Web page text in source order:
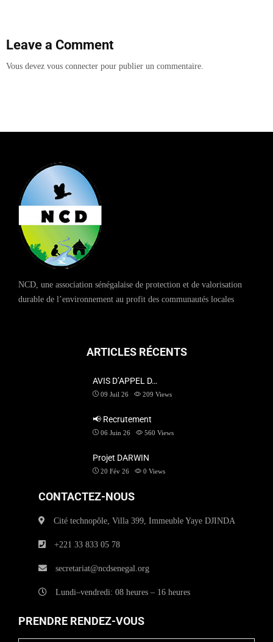
Leave a Comment
Vous devez vous connecter pour publier un commentaire.
NCD, une association sénégalaise de protection et de valorisation
durable de l’environnement au profit des communautés locales
ARTICLES RÉCENTS
AVIS D’APPEL D…
09 Juil 26 209 Views
📢 Recrutement
06 Juin 26 560 Views
Projet DARWIN
20 Fév 26 0 Views
CONTACTEZ-NOUS
Cité technopôle, Villa 399, Immeuble Yaye DJINDA
+221 33 833 05 78
secretariat@ncdsenegal.org
Lundi–vendredi: 08 heures – 16 heures
PRENDRE RENDEZ-VOUS